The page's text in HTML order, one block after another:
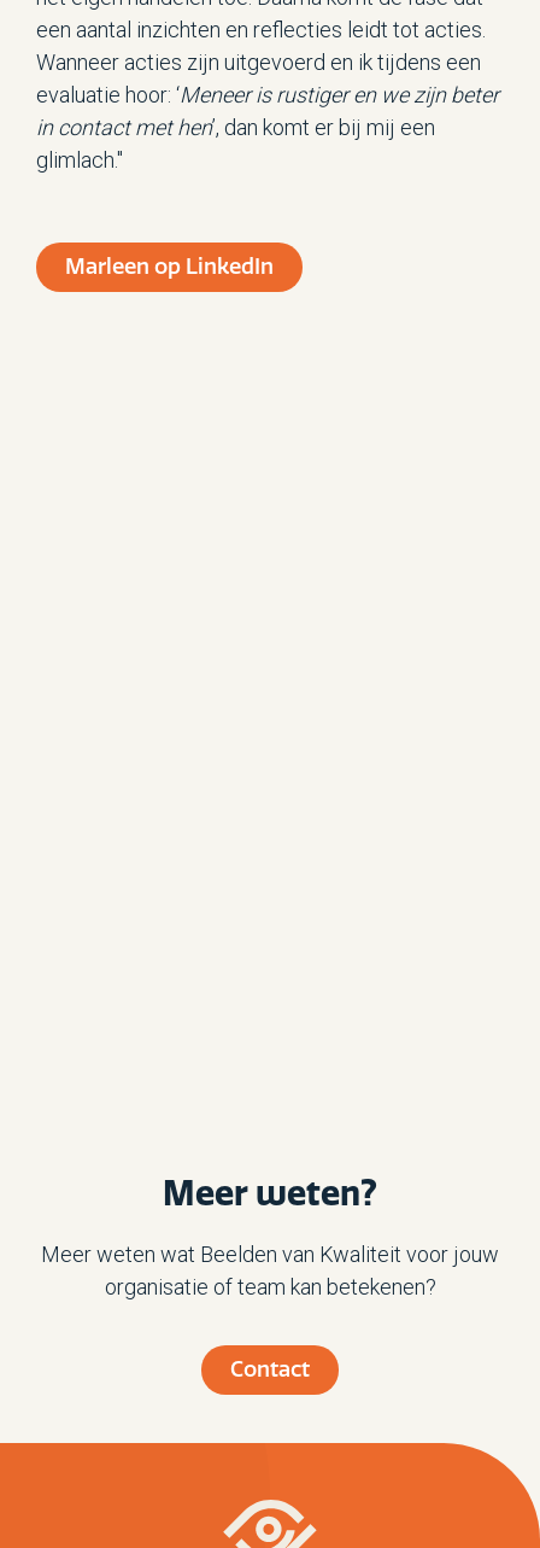
een aantal inzichten en reflecties leidt tot acties.
Wanneer acties zijn uitgevoerd en ik tijdens een
evaluatie hoor: ‘Meneer is rustiger en we zijn beter
in contact met hen’, dan komt er bij mij een
glimlach."
Marleen op LinkedIn
Meer weten?
Meer weten wat Beelden van Kwaliteit voor jouw
organisatie of team kan betekenen?
Contact